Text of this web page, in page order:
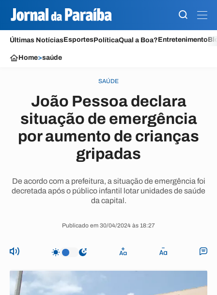
Últimas NotíciasEsportesPolíticaQual a Boa?Entretenimento
Home>saúde
SAÚDE
João Pessoa declara
situação de emergência
por aumento de crianças
gripadas
De acordo com a prefeitura, a situação de emergência foi
decretada após o público infantil lotar unidades de saúde
da capital.
Publicado em 30/04/2024 às 18:27